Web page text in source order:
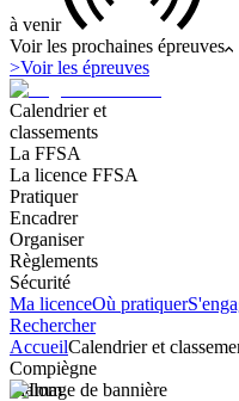
à venir
Voir les prochaines épreuves
>Voir les épreuves
Calendrier et
classements
La FFSA
La licence FFSA
Pratiquer
Encadrer
Organiser
Règlements
Sécurité
Ma licenceOù pratiquer
Rechercher
AccueilCalendrier et
Compiègne
Slalom